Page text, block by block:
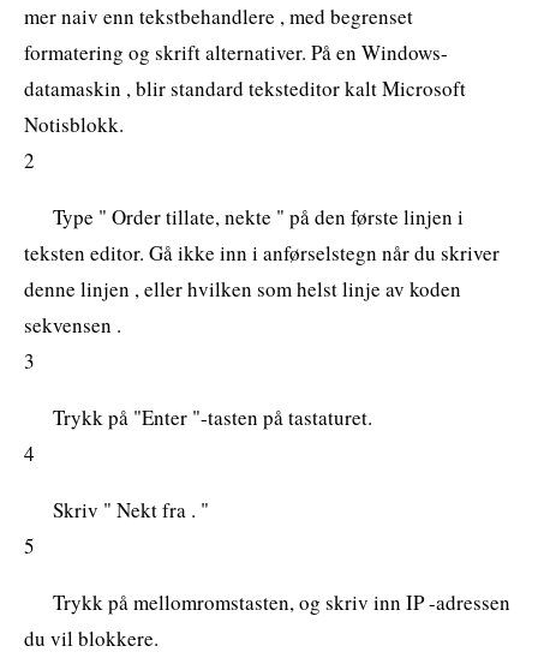
mer naiv enn tekstbehandlere , med begrenset
formatering og skrift alternativer. På en Windows-
datamaskin , blir standard teksteditor kalt Microsoft
Notisblokk.
2
Type " Order tillate, nekte " på den første linjen i
teksten editor. Gå ikke inn i anførselstegn når du skriver
denne linjen , eller hvilken som helst linje av koden
sekvensen .
3
Trykk på "Enter "-tasten på tastaturet.
4
Skriv " Nekt fra . "
5
Trykk på mellomromstasten, og skriv inn IP -adressen
du vil blokkere.